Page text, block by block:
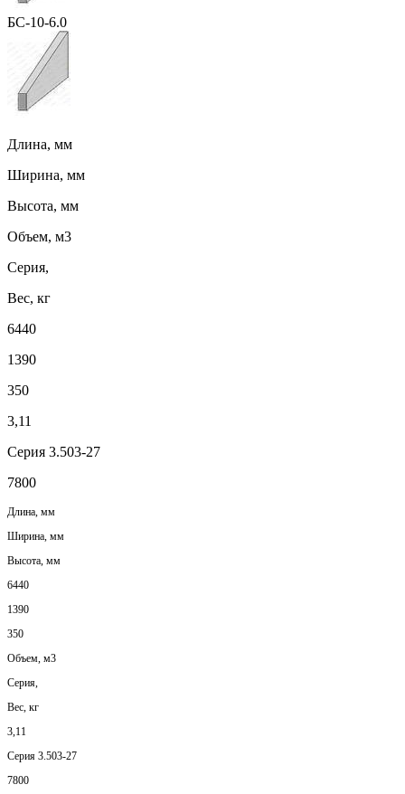
БС-10-6.0
Длина, мм
Ширина, мм
Высота, мм
Объем, м3
Серия,
Вес, кг
6440
1390
350
3,11
Серия 3.503-27
7800
Длина, мм
Ширина, мм
Высота, мм
6440
1390
350
Объем, м3
Серия,
Вес, кг
3,11
Серия 3.503-27
7800